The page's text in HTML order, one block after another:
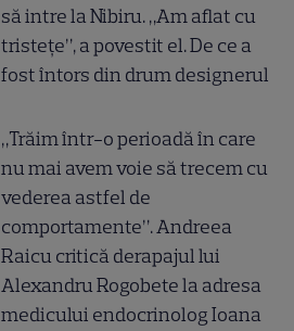
să intre la Nibiru. „Am aflat cu
tristețe”, a povestit el. De ce a
fost întors din drum designerul
„Trăim într-o perioadă în care
nu mai avem voie să trecem cu
vederea astfel de
comportamente”. Andreea
Raicu critică derapajul lui
Alexandru Rogobete la adresa
medicului endocrinolog Ioana